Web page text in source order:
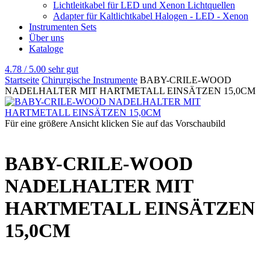
Lichtleitkabel für LED und Xenon Lichtquellen
Adapter für Kaltlichtkabel Halogen - LED - Xenon
Instrumenten Sets
Über uns
Kataloge
4.78 / 5.00 sehr gut
Startseite Chirurgische Instrumente BABY-CRILE-WOOD
NADELHALTER MIT HARTMETALL EINSÄTZEN 15,0CM
Für eine größere Ansicht klicken Sie auf das Vorschaubild
BABY-CRILE-WOOD
NADELHALTER MIT
HARTMETALL EINSÄTZEN
15,0CM